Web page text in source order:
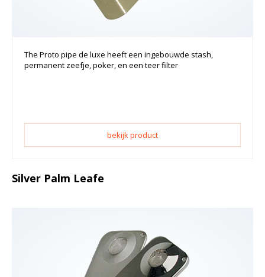
The Proto pipe de luxe heeft een ingebouwde stash,
permanent zeefje, poker, en een teer filter
bekijk product
Silver Palm Leafe